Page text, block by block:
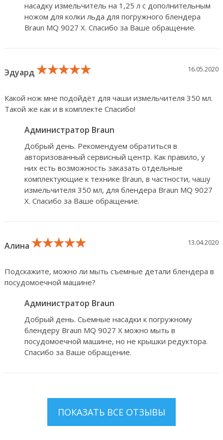
насадку измельчитель на 1,25 л с дополнительным
ножом для колки льда для погружного блендера
Braun MQ 9027 X. Спасибо за Ваше обращение.
Эдуард ★★★★★
★★★★★
★★★★★ 16.05.2020
Какой нож мне подойдёт для чаши измельчителя 350 мл.
Такой же как и в комплекте Спасибо!
Администратор Braun
Добрый день. Рекомендуем обратиться в
авторизованный сервисный центр. Как правило, у
них есть возможность заказать отдельные
комплектующие к технике Braun, в частности, чашу
измельчителя 350 мл, для блендера Braun MQ 9027
X. Спасибо за Ваше обращение.
Алина ★★★★★
★★★★★
★★★★★ 13.04.2020
Подскажите, можно ли мыть съемные детали блендера в
посудомоечной машине?
Администратор Braun
Добрый день. Сьемные насадки к погружному
блендеру Braun MQ 9027 X можно мыть в
посудомоечной машине, но не крышки редуктора.
Спасибо за Ваше обращение.
ПОКАЗАТЬ ВСЕ ОТЗЫВЫ